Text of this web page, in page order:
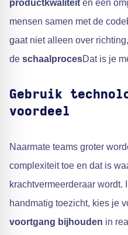
productkwaliteit en een
mensen samen met de
gaat niet alleen over
de schaalprocesDat is je
Gebruik
voordeel
Naarmate teams groter
complexiteit toe en dat is
krachtvermeerderaar wordt.
handmatig toezicht, kies je
voortgang bijhouden in